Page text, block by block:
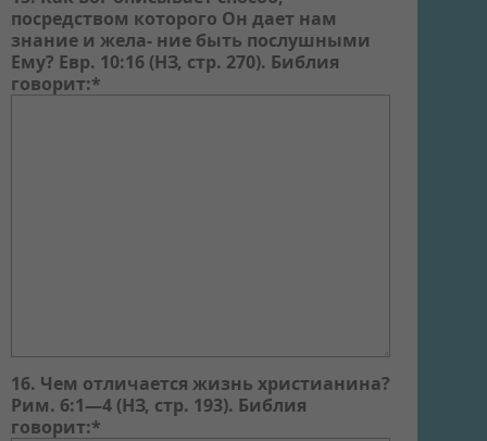
посредством которого Он дает нам
знание и жела- ние быть послушными
Ему? Евр. 10:16 (НЗ, стр. 270). Библия
говорит:*
16. Чем отличается жизнь христианина?
Рим. 6:1—4 (НЗ, стр. 193). Библия
говорит:*